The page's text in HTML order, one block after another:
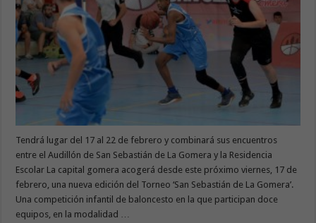
Tendrá lugar del 17 al 22 de febrero y combinará sus encuentros
entre el Audillón de San Sebastián de La Gomera y la Residencia
Escolar La capital gomera acogerá desde este próximo viernes, 17 de
febrero, una nueva edición del Torneo ‘San Sebastián de La Gomera’.
Una competición infantil de baloncesto en la que participan doce
equipos, en la modalidad …